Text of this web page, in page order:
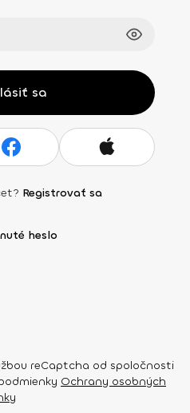
sa
Registrovať sa
heslo
reCaptcha od spoločnosti
Ochrany osobných